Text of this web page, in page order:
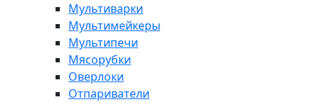
Мультиварки
Мультимейкеры
Мультипечи
Мясорубки
Оверлоки
Отпариватели